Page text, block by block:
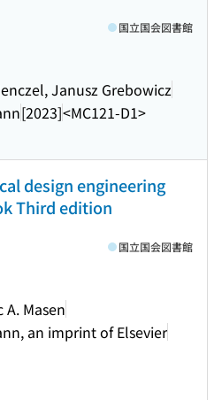
Janusz Grebowicz
[2023]<MC121-D1>
国立国会図書館
design engineering
Third edition
A. Masen
an imprint of Elsevier
国立国会図書館